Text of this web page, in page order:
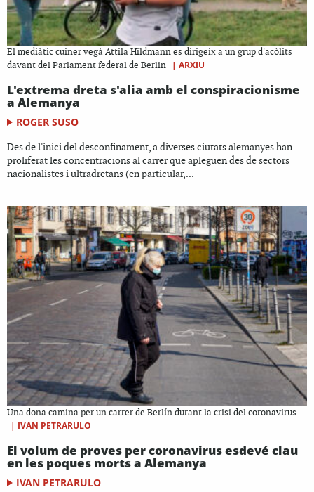
El mediàtic cuiner vegà Attila Hildmann es dirigeix a un grup d'acòlits
davant del Parlament federal de Berlin
| ARXIU
L'extrema dreta s'alia amb el conspiracionisme
a Alemanya
ROGER SUSO
Des de l'inici del desconfinament, a diverses ciutats alemanyes han
proliferat les concentracions al carrer que apleguen des de sectors
nacionalistes i ultradretans (en particular,...
Una dona camina per un carrer de Berlín durant la crisi del coronavirus
| IVAN PETRARULO
El volum de proves per coronavirus esdevé clau
en les poques morts a Alemanya
IVAN PETRARULO